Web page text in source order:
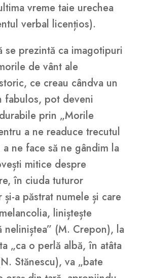
vreme taie urechea
verbal licențios).
se prezintă ca imagotipuri
de vânt ale
ce creau cândva un
fabulos, pot deveni
prin „Morile
a ne readuce trecutul
ne face să ne gândim la
mitice despre
în ciuda tuturor
a păstrat numele și care
liniștește
neliniștea” (M. Crepon), la
„ca o perlă albă, în atâta
Stănescu), va „bate